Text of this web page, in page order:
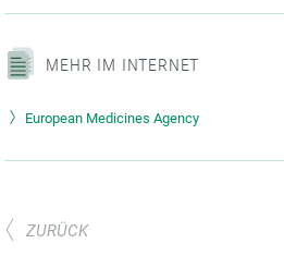
MEHR IM INTERNET
European Medicines Agency
ZURÜCK